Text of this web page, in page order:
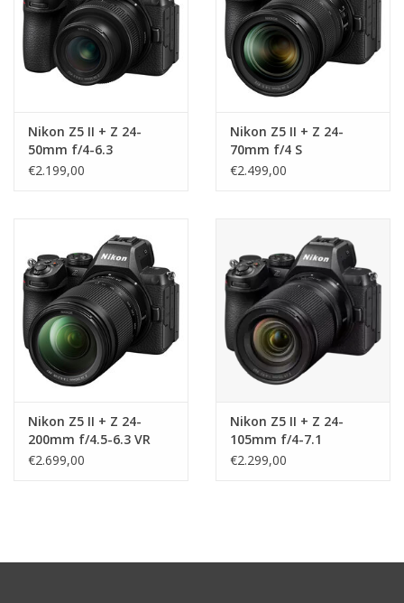
Nikon Z5 II + Z 24-
50mm f/4-6.3
€2.199,00
Nikon Z5 II + Z 24-
70mm f/4 S
€2.499,00
Nikon Z5 II + Z 24-
200mm f/4.5-6.3 VR
€2.699,00
Nikon Z5 II + Z 24-
105mm f/4-7.1
€2.299,00